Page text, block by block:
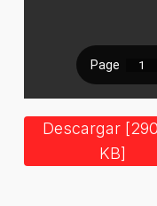
Descargar
KB]